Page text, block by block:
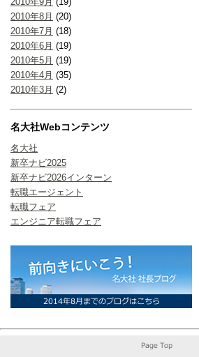
2010年8月 (20)
2010年7月 (18)
2010年6月 (19)
2010年5月 (19)
2010年4月 (35)
2010年3月 (2)
名大社Webコンテンツ
名大社
新卒ナビ2025
新卒ナビ2026インターン
転職エージェント
転職フェア
エンジニア転職フェア